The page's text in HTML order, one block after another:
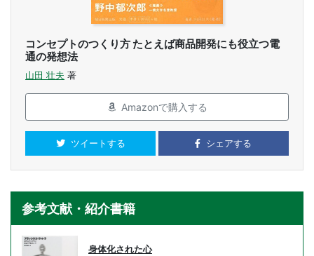
コンセプトのつくり方 たとえば商品開発にも役立つ電
通の発想法
山田 壮夫 著
Amazonで購入する
ツイートする シェアする
参考文献・紹介書籍
身体化された心